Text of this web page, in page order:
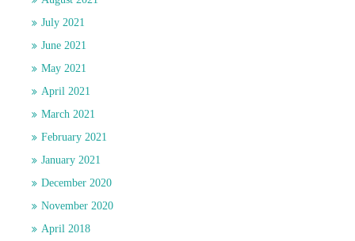
July 2021
June 2021
May 2021
April 2021
March 2021
February 2021
January 2021
December 2020
November 2020
April 2018